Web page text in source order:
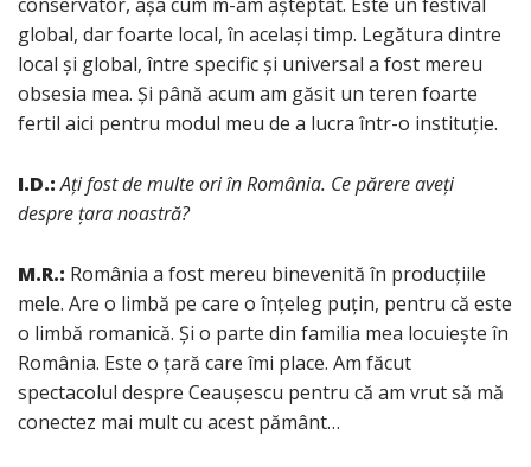
global, dar foarte local, în același timp. Legătura dintre
local și global, între specific și universal a fost mereu
obsesia mea. Și până acum am găsit un teren foarte
fertil aici pentru modul meu de a lucra într-o instituție.
I.D.:Ați fost de multe ori în România. Ce părere aveți
despre țara noastră?
M.R.: România a fost mereu binevenită în producțiile
mele. Are o limbă pe care o înțeleg puțin, pentru că este
o limbă romanică. Și o parte din familia mea locuiește în
România. Este o țară care îmi place. Am făcut
spectacolul despre Ceaușescu pentru că am vrut să mă
conectez mai mult cu acest pământ…